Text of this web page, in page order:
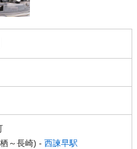
～長崎) - 西諫早駅